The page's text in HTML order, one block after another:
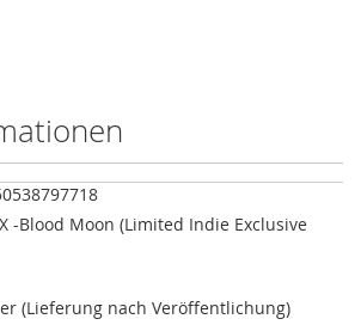
-Blood Moon (Limited Indie Exclusive
(Lieferung nach Veröffentlichung)